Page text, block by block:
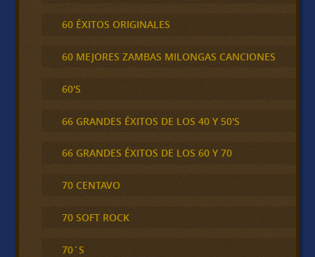
60 ÉXITOS ORIGINALES
60 MEJORES ZAMBAS MILONGAS CANCIONES
60'S
66 GRANDES ÉXITOS DE LOS 40 Y 50'S
66 GRANDES ÉXITOS DE LOS 60 Y 70
70 CENTAVO
70 SOFT ROCK
70´S